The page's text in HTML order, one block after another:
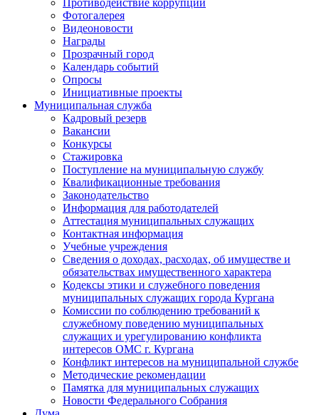
Противодействие коррупции
Фотогалерея
Видеоновости
Награды
Прозрачный город
Календарь событий
Опросы
Инициативные проекты
Муниципальная служба
Кадровый резерв
Вакансии
Конкурсы
Стажировка
Поступление на муниципальную службу
Квалификационные требования
Законодательство
Информация для работодателей
Аттестация муниципальных служащих
Контактная информация
Учебные учреждения
Сведения о доходах, расходах, об имуществе и
обязательствах имущественного характера
Кодексы этики и служебного поведения
муниципальных служащих города Кургана
Комиссии по соблюдению требований к
служебному поведению муниципальных
служащих и урегулированию конфликта
интересов ОМС г. Кургана
Конфликт интересов на муниципальной службе
Методические рекомендации
Памятка для муниципальных служащих
Новости Федерального Cобрания